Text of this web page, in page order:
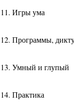
11. Игры ума
12. Программы,
13. Умный и глупый
14. Практика